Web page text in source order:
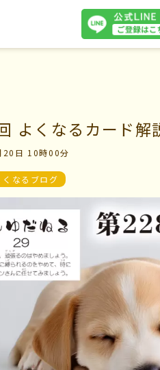
ジ
体験談
お問い合わせ
よくなるカード解
日 10時00分
なるブログ